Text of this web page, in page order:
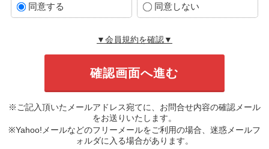
同意する 同意しない
▼会員規約を確認▼
※ご記入頂いたメールアドレス宛てに、お問合せ内容の確認メール
をお送りいたします。
※Yahoo!メールなどのフリーメールをご利用の場合、迷惑メールフ
ォルダに入る場合があります。